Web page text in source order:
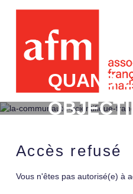
QUAND
Accès refusé
Vous n'êtes pas autorisé(e) à